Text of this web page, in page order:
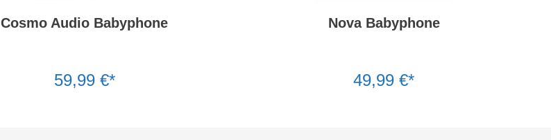
Cosmo Audio Babyphone
59,99 €*
Nova Babyphone
49,99 €*